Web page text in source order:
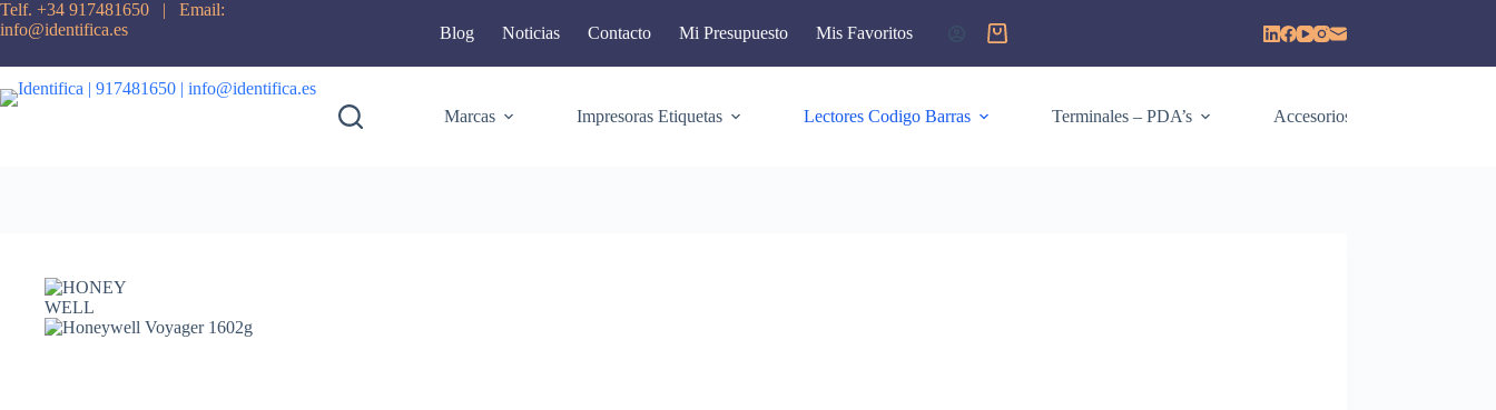
Telf. +34 917481650 | Email:
info@identifica.es
Blog Noticias Contacto Mi Presupuesto Mis Favoritos
Marcas Impresoras Etiquetas Lectores Codigo Barras Terminales – PDA’s Accesorios